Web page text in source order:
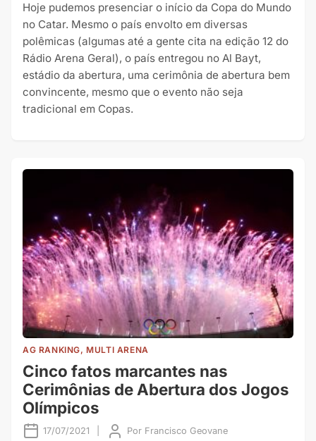
Hoje pudemos presenciar o início da Copa do Mundo
no Catar. Mesmo o país envolto em diversas
polêmicas (algumas até a gente cita na edição 12 do
Rádio Arena Geral), o país entregou no Al Bayt,
estádio da abertura, uma cerimônia de abertura bem
convincente, mesmo que o evento não seja
tradicional em Copas.
AG RANKING, MULTI ARENA
Cinco fatos marcantes nas
Cerimônias de Abertura dos Jogos
Olímpicos
17/07/2021 Por Francisco Geovane